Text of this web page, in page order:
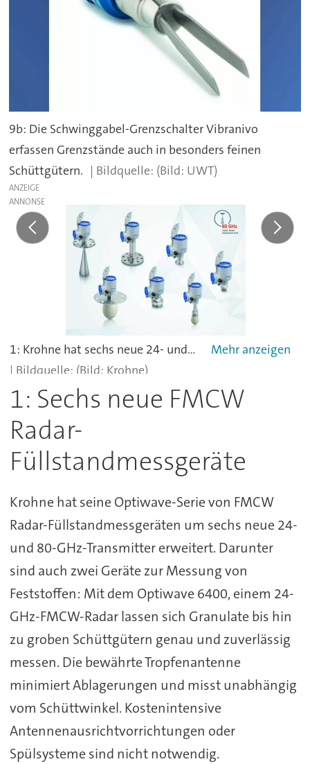
9b: Die Schwinggabel-Grenzschalter Vibranivo
erfassen Grenzstände auch in besonders feinen
Schüttgütern.
(Bild: UWT)
ANZEIGE
1: Krohne hat sechs neue 24- und 80-GHz-FMCW Radar-Füllstandmessgeräte vorgestellt – darunter auch zwei für Feststoffe.
(Bild: Krohne)
1: Sechs neue FMCW
Radar-
Füllstandmessgeräte
Krohne hat seine Optiwave-Serie von FMCW
Radar-Füllstandmessgeräten um sechs neue 24-
und 80-GHz-Transmitter erweitert. Darunter
sind auch zwei Geräte zur Messung von
Feststoffen: Mit dem Optiwave 6400, einem 24-
GHz-FMCW-Radar lassen sich Granulate bis hin
zu groben Schüttgütern genau und zuverlässig
messen. Die bewährte Tropfenantenne
minimiert Ablagerungen und misst unabhängig
vom Schüttwinkel. Kostenintensive
Antennenausrichtvorrichtungen oder
Spülsysteme sind nicht notwendig.